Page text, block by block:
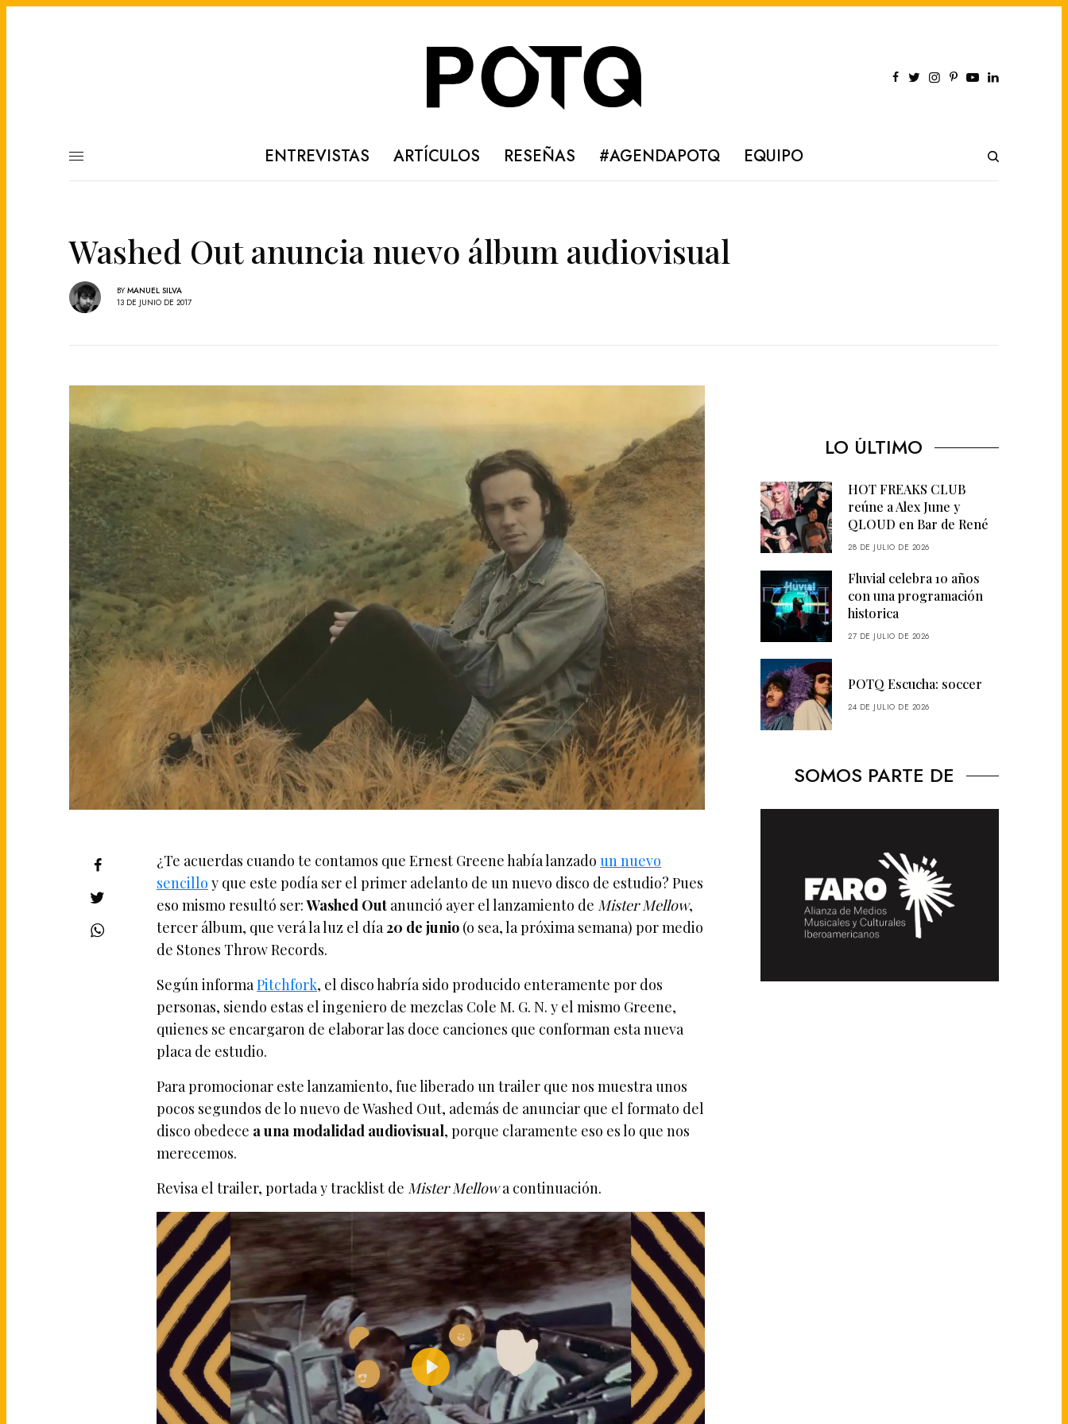
ENTREVISTAS ARTÍCULOS RESEÑAS #AGENDAPOTQ EQUIPO
Washed Out anuncia nuevo álbum audiovisual
BY MANUEL SILVA
13 DE JUNIO DE 2017
¿Te acuerdas cuando te contamos que Ernest Greene había lanzadoun nuevo
sencillo y que este podía ser el primer adelanto de un nuevo disco de estudio? Pues
eso mismo resultó ser:Washed Out anunció ayer el lanzamiento de Mister Mellow,
tercer álbum, que verá la luz el día20 de junio (o sea, la próxima semana) por medio
de Stones Throw Records.
Según informaPitchfork, el disco habría sido producido enteramente por dos
personas, siendo estas el ingeniero de mezclas Cole M. G. N. y el mismo Greene,
quienes se encargaron de elaborar las doce canciones que conforman esta nueva
placa de estudio.
Para promocionar este lanzamiento, fue liberado un trailer que nos muestra unos
pocos segundos de lo nuevo de Washed Out, además de anunciar que el formato del
disco obedece a una modalidad audiovisual, porque claramente eso es lo que nos
merecemos.
Revisa el trailer, portada y tracklist de Mister Mellowa continuación.
P
l
LO ÚLTIMO
HOT FREAKS CLUB
reúne a Alex June y
QLOUD en Bar de René
28 DE JULIO DE 2026
Fluvial celebra 10 años
con una programación
historica
27 DE JULIO DE 2026
POTQ Escucha: soccer
24 DE JULIO DE 2026
SOMOS PARTE DE